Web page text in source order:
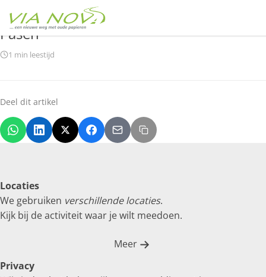
Home Pasen
Pasen
1 min leestijd
Deel dit artikel
Locaties
We gebruiken verschillende locaties.
Kijk bij de activiteit waar je wilt meedoen.
Meer
Privacy